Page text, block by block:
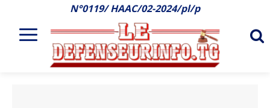
N°0119/ HAAC/02-2024/pl/p